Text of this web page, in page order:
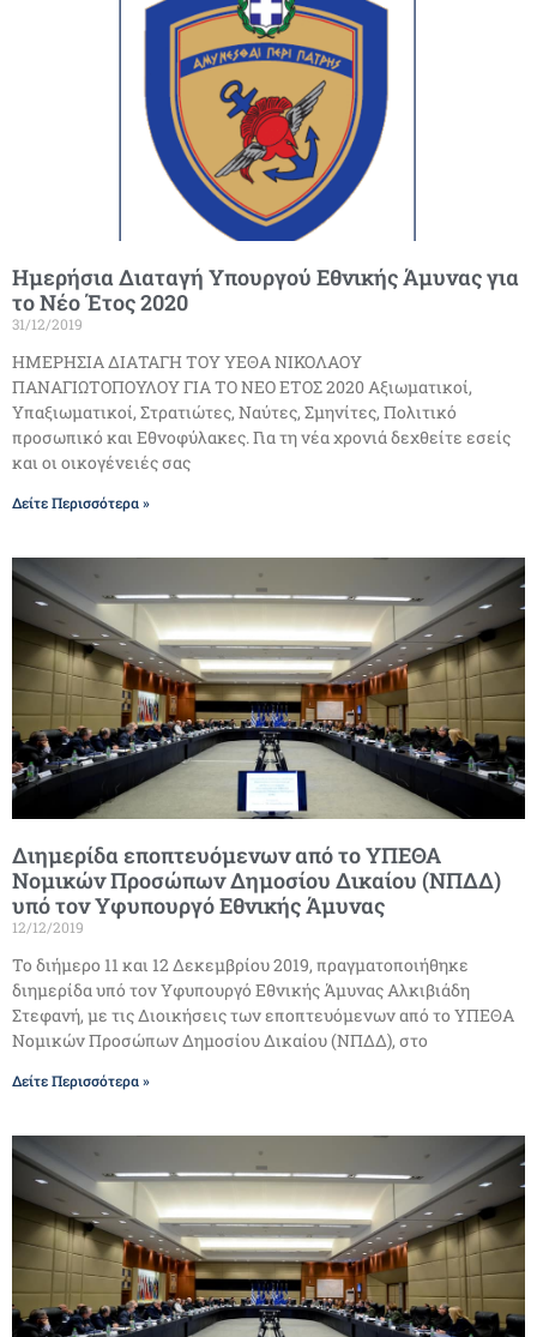
Ημερήσια Διαταγή Υπουργού Εθνικής Άμυνας για
το Νέο Έτος 2020
31/12/2019
ΗΜΕΡΗΣΙΑ ΔΙΑΤΑΓΗ ΤΟΥ ΥΕΘΑ ΝΙΚΟΛΑΟΥ
ΠΑΝΑΓΙΩΤΟΠΟΥΛΟΥ ΓΙΑ ΤΟ ΝΕΟ ΕΤΟΣ 2020 Αξιωματικοί,
Υπαξιωματικοί, Στρατιώτες, Ναύτες, Σμηνίτες, Πολιτικό
προσωπικό και Εθνοφύλακες. Για τη νέα χρονιά δεχθείτε εσείς
και οι οικογένειές σας
Δείτε Περισσότερα »
Διημερίδα εποπτευόμενων από το ΥΠΕΘΑ
Νομικών Προσώπων Δημοσίου Δικαίου (ΝΠΔΔ)
υπό τον Υφυπουργό Εθνικής Άμυνας
12/12/2019
Το διήμερο 11 και 12 Δεκεμβρίου 2019, πραγματοποιήθηκε
διημερίδα υπό τον Υφυπουργό Εθνικής Άμυνας Αλκιβιάδη
Στεφανή, με τις Διοικήσεις των εποπτευόμενων από το ΥΠΕΘΑ
Νομικών Προσώπων Δημοσίου Δικαίου (ΝΠΔΔ), στο
Δείτε Περισσότερα »